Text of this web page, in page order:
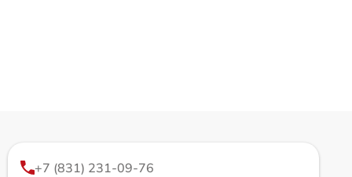
+7 (831) 231-09-76